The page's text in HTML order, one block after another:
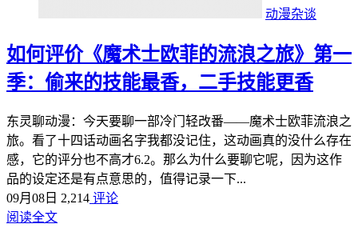
动漫杂谈
如何评价《魔术士欧菲的流浪之旅》第一
季：偷来的技能最香，二手技能更香
东灵聊动漫：今天要聊一部冷门轻改番——魔术士欧菲流浪之
旅。看了十四话动画名字我都没记住，这动画真的没什么存在
感，它的评分也不高才6.2。那么为什么要聊它呢，因为这作
品的设定还是有点意思的，值得记录一下...
09月08日 2,214 评论
阅读全文